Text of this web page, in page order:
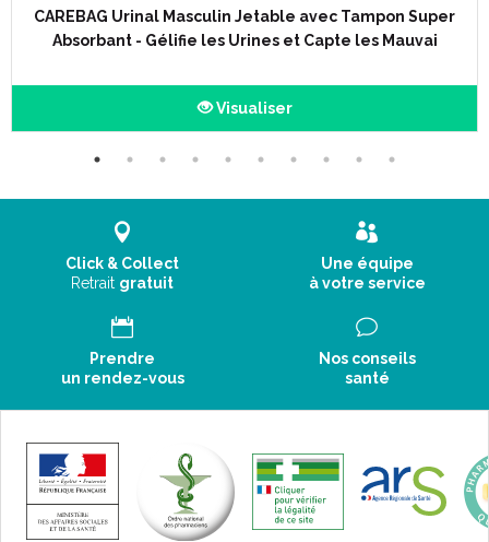
Code ACL :
Code EAN :
CAREBAG Urinal Masculin Jetable avec Tampon Super
Absorbant - Gélifie les Urines et Capte les Mauvai
Visualiser
Click & Collect
Retrait gratuit
Une équipe
à votre service
Prendre
un rendez-vous
Nos conseils
santé